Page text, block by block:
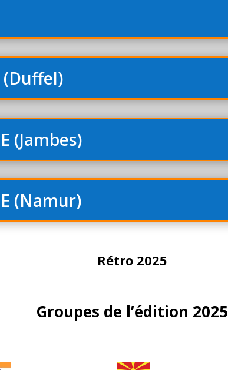
(Duffel)
(Jambes)
(Namur)
Rétro 2025
Groupes de l’édition 2025